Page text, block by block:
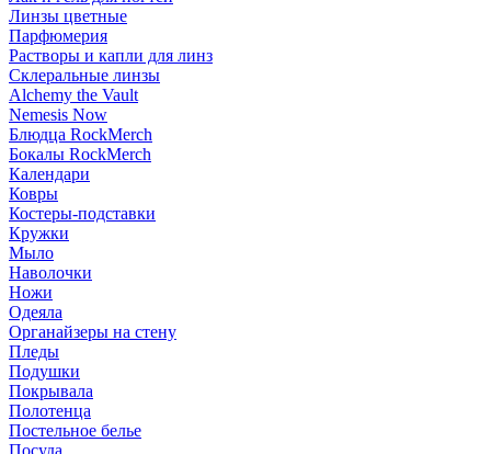
Линзы цветные
Парфюмерия
Растворы и капли для линз
Склеральные линзы
Alchemy the Vault
Nemesis Now
Блюдца RockMerch
Бокалы RockMerch
Календари
Ковры
Костеры-подставки
Кружки
Мыло
Наволочки
Ножи
Одеяла
Органайзеры на стену
Пледы
Подушки
Покрывала
Полотенца
Постельное белье
Посуда